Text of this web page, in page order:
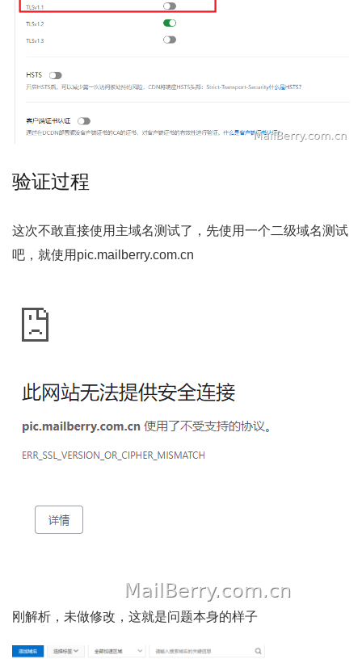
验证过程
这次不敢直接使用主域名测试了，先使用一个二级域名测试
吧，就使用pic.mailberry.com.cn
刚解析，未做修改，这就是问题本身的样子